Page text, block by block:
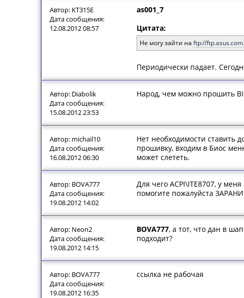
Автор: KT315E
Дата сообщения:
12.08.2012 08:57
as001_7
Цитата:
Не могу зайти на ftp://
Периодически падает.
Автор: Diabolik
Дата сообщения:
15.08.2012 23:53
Народ, чем можно прошить
Автор: michail10
Дата сообщения:
16.08.2012 06:30
Нет необходимости ставить
прошивку, входим в Биос
может слететь.
Автор: BOVA777
Дата сообщения:
19.08.2012 14:02
Для чего ACPI\ITE8707, у
помогите пожалуйста
Автор: Neon2
Дата сообщения:
19.08.2012 14:15
BOVA777, а тот, что дан в
подходит?
Автор: BOVA777
Дата сообщения:
19.08.2012 16:35
ссылка не рабочая